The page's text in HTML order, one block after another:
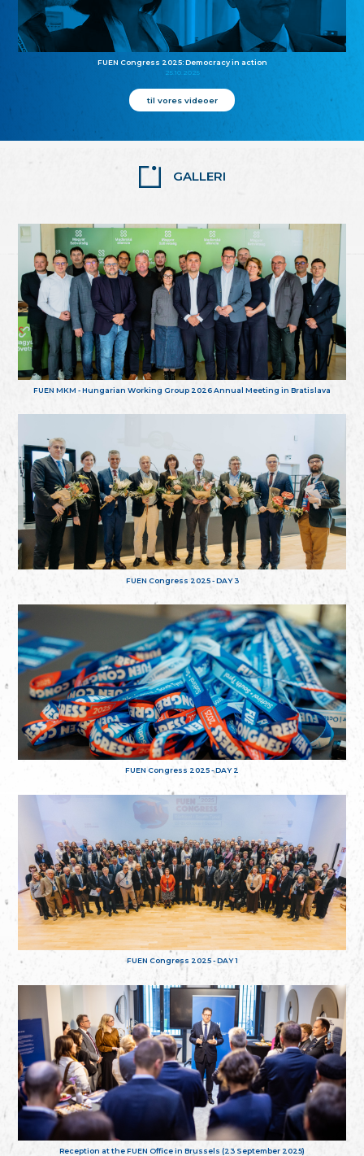
FUEN Congress 2025: Democracy in action
25.10.2025
til vores videoer
GALLERI
FUEN MKM - Hungarian Working Group 2026 Annual Meeting in Bratislava
FUEN Congress 2025 - DAY 3
FUEN Congress 2025 - DAY 2
FUEN Congress 2025 - DAY 1
Reception at the FUEN Office in Brussels (23 September 2025)